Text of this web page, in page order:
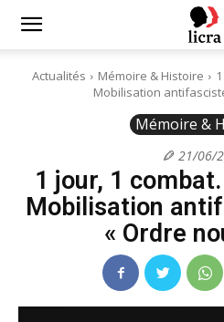
Licra
Antiraciste
Actualités Mémoire & Histoire
Mobilisation
Mémoire &
21/06/
1 jour, 1
Mobilisation
« Ordre